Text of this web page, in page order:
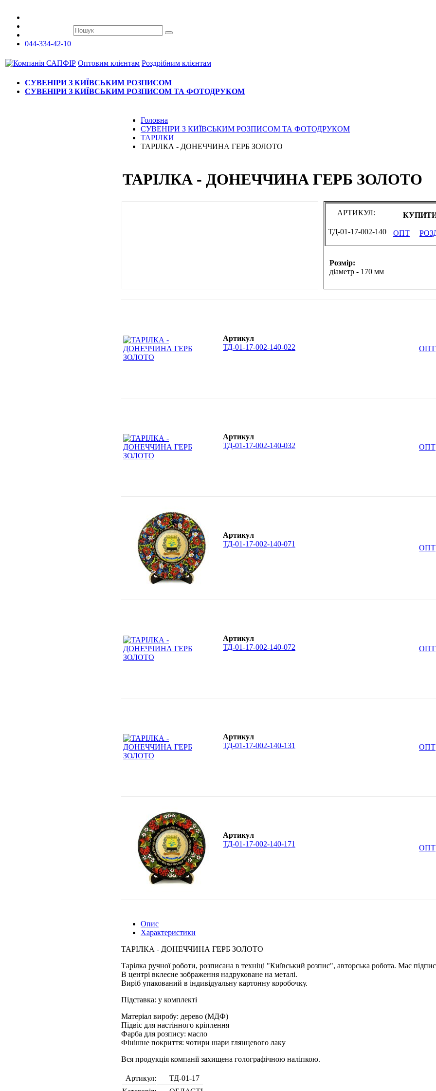
044-334-42-10
Оптовим клієнтам Роздрібним клієнтам
СУВЕНІРИ З КИЇВСЬКИМ РОЗПИСОМ
СУВЕНІРИ З КИЇВСЬКИМ РОЗПИСОМ ТА ФОТОДРУКОМ
Головна
СУВЕНІРИ З КИЇВСЬКИМ РОЗПИСОМ ТА ФОТОДРУКОМ
ТАРІЛКИ
ТАРІЛКА - ДОНЕЧЧИНА ГЕРБ ЗОЛОТО
ТАРІЛКА - ДОНЕЧЧИНА ГЕРБ ЗОЛОТО
АРТИКУЛ:
ТД-01-17-002-140 ОПТ
Розмір:
діаметр - 170 мм
Артикул
ТД-01-17-002-140-022
ОПТ
Артикул
ТД-01-17-002-140-032
ОПТ
Артикул
ТД-01-17-002-140-071
ОПТ
Артикул
ТД-01-17-002-140-072
ОПТ
Артикул
ТД-01-17-002-140-131
ОПТ
Артикул
ТД-01-17-002-140-171
ОПТ
Опис
Характеристики
ТАРІЛКА - ДОНЕЧЧИНА ГЕРБ ЗОЛОТО
Тарілка ручної роботи, розписана в техніці "Київський розпис", авторська робота. Має
В центрі вклеєне зображення надруковане на металі.
Виріб упакований в індивідуальну картонну коробочку.
Підставка: у комплекті
Матеріал виробу: дерево (МДФ)
Підвіс для настінного кріплення
Фарба для розпису: масло
Фінішне покриття: чотири шари глянцевого лаку
Вся продукція компанії захищена голографічною наліпкою.
Артикул:
ТД-01-17